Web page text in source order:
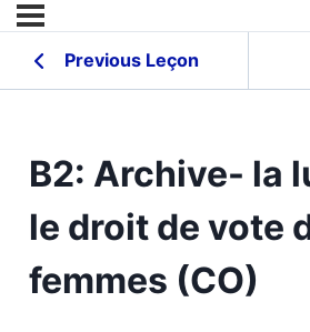
Previous Leçon
B2: Archive- la
le droit de vote
femmes (CO)